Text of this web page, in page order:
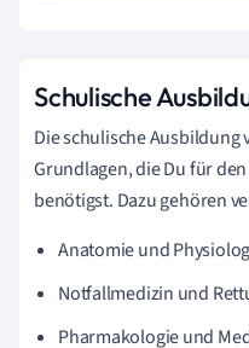
Schulische
Die schulische
Grundlagen, die Du für
benötigst. Dazu gehören
Anatomie und
Notfallmedizin und
Pharmakologie und